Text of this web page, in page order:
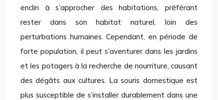
enclin à s’approcher des habitations, préférant
rester dans son habitat naturel, loin des
perturbations humaines. Cependant, en période de
forte population, il peut s’aventurer dans les jardins
et les potagers à la recherche de nourriture, causant
des dégâts aux cultures. La souris domestique est
plus susceptible de s’installer durablement dans une